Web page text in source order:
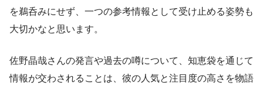
を鵜呑みにせず、一つの参考情報として受け止める姿勢も
大切かなと思います。
佐野晶哉さんの発言や過去の噂について、知恵袋を通じて
情報が交わされることは、彼の人気と注目度の高さを物語